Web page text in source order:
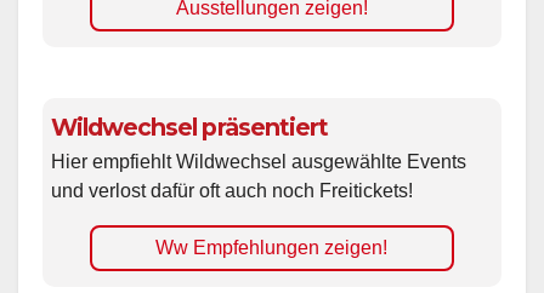
Ausstellungen zeigen!
Wildwechsel präsentiert
Hier empfiehlt Wildwechsel ausgewählte Events
und verlost dafür oft auch noch Freitickets!
Ww Empfehlungen zeigen!